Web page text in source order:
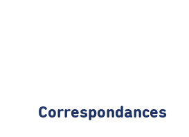
Correspondances